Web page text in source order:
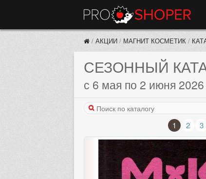
/ АКЦИИ / МАГНИТ КОСМЕТИК /
СЕЗОННЫЙ
с 6 мая по 2 июня 2026
1 2 3